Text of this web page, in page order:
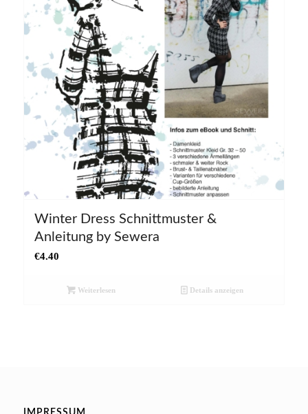
Winter Dress Schnittmuster &
Anleitung by Sewera
€4.40
Weiterlesen Details anzeigen